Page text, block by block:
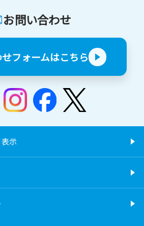
お問い合わせ
フォームはこちら
示